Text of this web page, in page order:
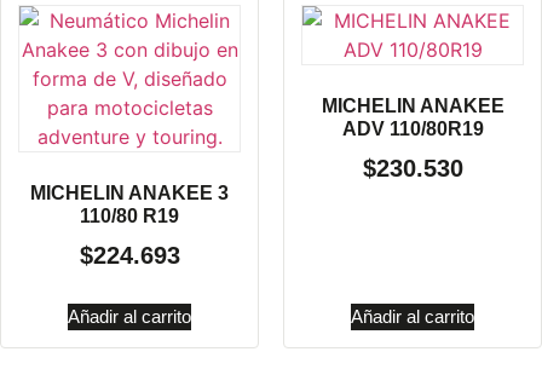
MICHELIN ANAKEE 3
110/80 R19
$224.693
Añadir al carrito
MICHELIN ANAKEE
ADV 110/80R19
$230.530
Añadir al carrito